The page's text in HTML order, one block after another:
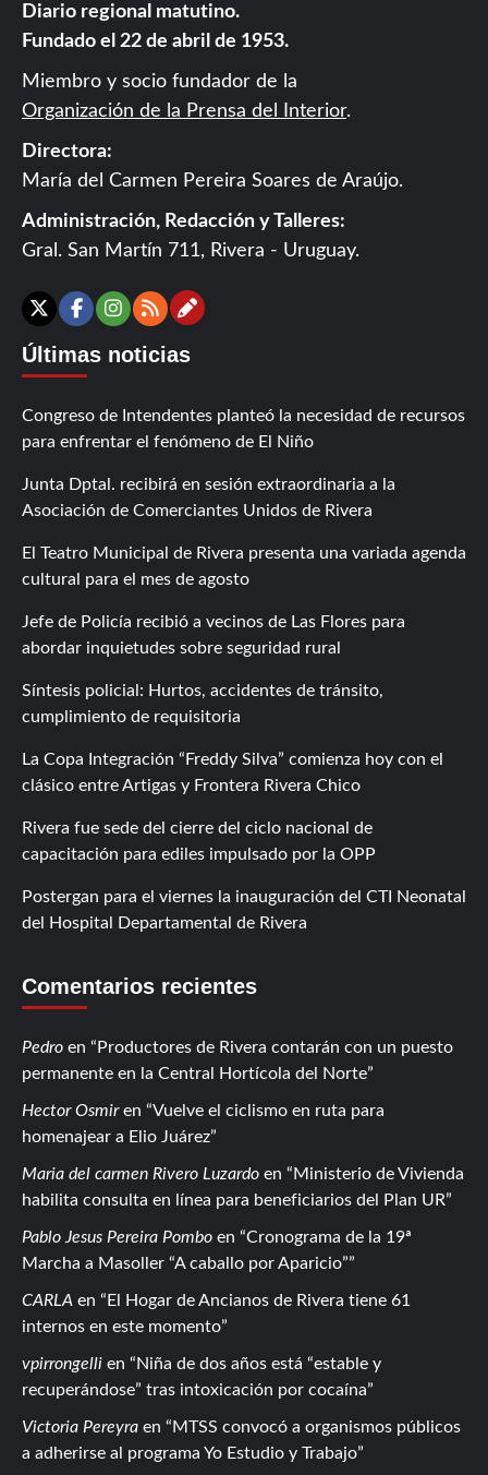
Diario regional matutino.
Fundado el 22 de abril de 1953.
Miembro y socio fundador de la
Organización de la Prensa del Interior.
Directora:
María del Carmen Pereira Soares de Araújo.
Administración, Redacción y Talleres:
Gral. San Martín 711, Rivera - Uruguay.
X Facebook
Instagram
RSSContáctanos
Últimas noticias
Congreso de Intendentes planteó la necesidad de recursos
para enfrentar el fenómeno de El Niño
Junta Dptal. recibirá en sesión extraordinaria a la
Asociación de Comerciantes Unidos de Rivera
El Teatro Municipal de Rivera presenta una variada agenda
cultural para el mes de agosto
Jefe de Policía recibió a vecinos de Las Flores para
abordar inquietudes sobre seguridad rural
Síntesis policial: Hurtos, accidentes de tránsito,
cumplimiento de requisitoria
La Copa Integración “Freddy Silva” comienza hoy con el
clásico entre Artigas y Frontera Rivera Chico
Rivera fue sede del cierre del ciclo nacional de
capacitación para ediles impulsado por la OPP
Postergan para el viernes la inauguración del CTI Neonatal
del Hospital Departamental de Rivera
Comentarios recientes
Pedro en
Productores de Rivera contarán con un puesto
permanente en la Central Hortícola del Norte
Hector Osmiren
Vuelve el ciclismo en ruta para
homenajear a Elio Juárez
Maria del carmen Rivero Luzardo en
Ministerio de Vivienda
habilita consulta en línea para beneficiarios del Plan UR
Pablo Jesus Pereira Pombo en
Cronograma de la 19ª
Marcha a Masoller “A caballo por Aparicio”
CARLA en
El Hogar de Ancianos de Rivera tiene 61
internos en este momento
vpirrongelli en
Niña de dos años está “estable y
recuperándose” tras intoxicación por cocaína
Victoria Pereyra en
MTSS convocó a organismos públicos
a adherirse al programa Yo Estudio y Trabajo